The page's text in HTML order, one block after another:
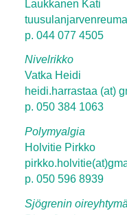
Laukkanen Kati
p. 044 077 4505
Nivelrikko
Vatka Heidi
heidi.harrastaa (at)
p. 050 384 1063
Polymyalgia
Holvitie Pirkko
p. 050 596 8939
Sjögrenin oireyhtymä